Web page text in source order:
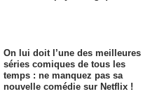
On lui doit l’une des meilleures
séries comiques de tous les
temps : ne manquez pas sa
nouvelle comédie sur Netflix !